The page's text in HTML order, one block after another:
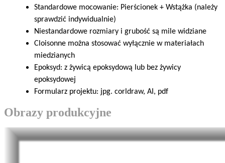
Standardowe mocowanie: Pierścionek + Wstążka (należy
sprawdzić indywidualnie)
Niestandardowe rozmiary i grubość są mile widziane
Cloisonne można stosować wyłącznie w materiałach
miedzianych
Epoksyd: z żywicą epoksydową lub bez żywicy
epoksydowej
Formularz projektu: jpg. corldraw, AI, pdf
Obrazy produkcyjne